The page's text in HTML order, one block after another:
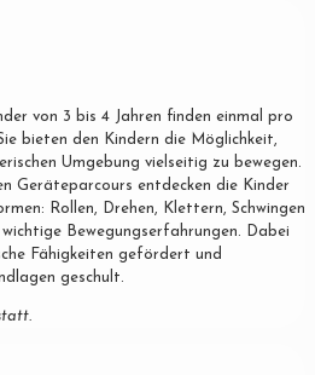
von 3 bis 4 Jahren finden einmal pro
bieten den Kindern die Möglichkeit,
Umgebung vielseitig zu bewegen.
Geräteparcours entdecken die Kinder
Rollen, Drehen, Klettern, Schwingen
Bewegungserfahrungen. Dabei
Fähigkeiten gefördert und
geschult.